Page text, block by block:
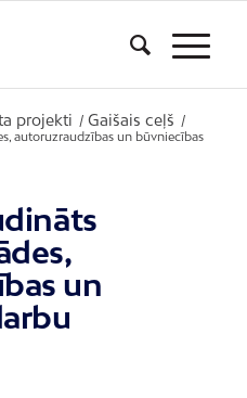
projekti / Gaišais ceļš
/
autoruzraudzības un būvniecības
un